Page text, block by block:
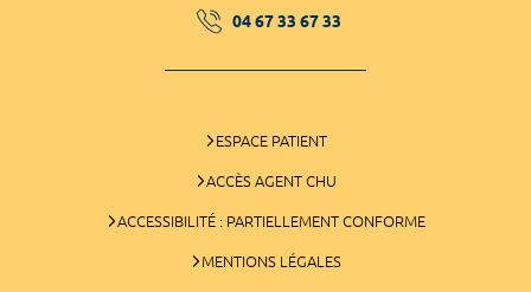
04 67 33 67 33
ESPACE PATIENT
ACCÈS AGENT CHU
ACCESSIBILITÉ : PARTIELLEMENT CONFORME
MENTIONS LÉGALES